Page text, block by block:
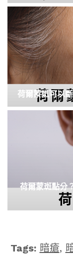
荷爾蒙斑可以
荷爾蒙斑點分
Tags: 暗瘡,